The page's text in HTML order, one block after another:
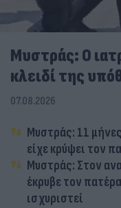
Μυστράς: Ο
κλειδί της
07.08.2026
Μυστράς: 11
είχε κρύψει τον
Μυστράς: Στον
έκρυβε τον
ισχυριστεί